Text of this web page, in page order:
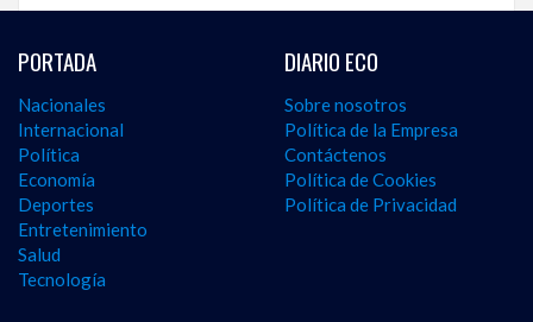
PORTADA
Nacionales
Internacional
Política
Economía
Deportes
Entretenimiento
Salud
Tecnología
DIARIO ECO
Sobre nosotros
Política de la Empresa
Contáctenos
Política de Cookies
Política de Privacidad